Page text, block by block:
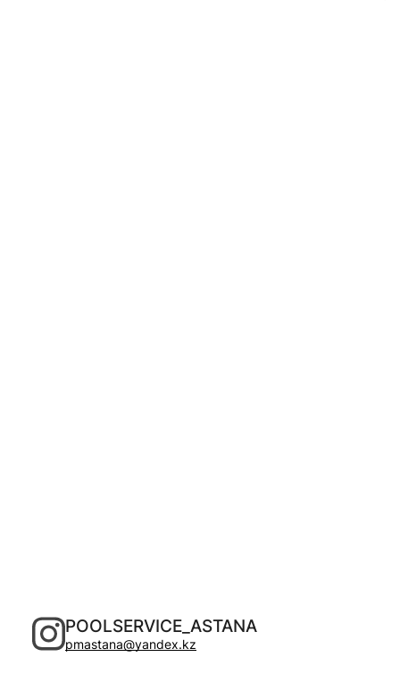
POOLSERVICE_ASTANA
pmastana@yandex.kz